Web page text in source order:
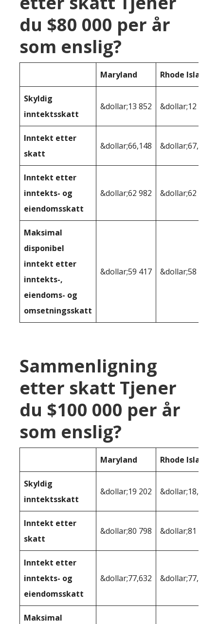
du $80 000 per år
som enslig?
Maryland Rhode Island
Skyldig
inntektsskatt
&dollar;13 852 &dollar;12 856
Inntekt etter
skatt
&dollar;66,148 &dollar;67,144
Inntekt etter
inntekts- og
eiendomsskatt
&dollar;62 982 &dollar;62 670
Maksimal
disponibel
inntekt etter
inntekts-,
eiendoms- og
omsetningsskatt
&dollar;59 417 &dollar;58 570
Sammenligning
etter skatt Tjener
du $100 000 per år
som enslig?
Maryland Rhode Island
Skyldig
inntektsskatt
&dollar;19 202 &dollar;18,187
Inntekt etter
skatt
&dollar;80 798 &dollar;81 813
Inntekt etter
inntekts- og
eiendomsskatt
&dollar;77,632 &dollar;77,339
Maksimal